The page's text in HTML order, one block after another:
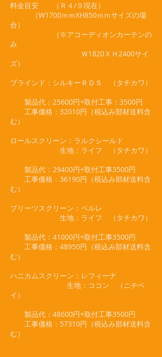
料金目安 （Ｒ４/９現在）
（W1700ｍｍXH850ｍｍサイズの場
合）
（※アコーディオンカーテンの
み
Ｗ1820ＸＨ2400サイ
ズ）
ブラインド：シルキーＲＤＳ （タチカワ）
製品代：25600円+取付工事：3500円
工事価格：32010円（税込み部材送料含
む）
ロールスクリーン：ラルクシールド
生地：ライフ （タチカワ）
製品代：29400円+取付工事3500円
工事価格：36190円（税込み部材送料含
む）
プリーツスクリーン：ペルレ
生地：ライフ （タチカワ）
製品代：41000円+取付工事3500円
工事価格：48950円（税込み部材送料含
む）
ハニカムスクリーン：レフィーナ
生地：ココン （ニチベ
イ）
製品代：48600円+取付工事3500円
工事価格：57310円（税込み部材送料含
む）